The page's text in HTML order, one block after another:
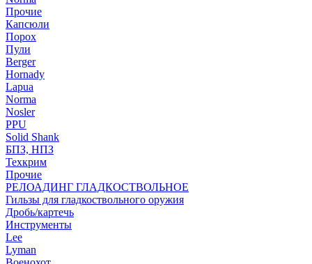
Прочие
Капсюли
Порох
Пули
Berger
Hornady
Lapua
Norma
Nosler
PPU
Solid Shank
БПЗ, НПЗ
Техкрим
Прочие
РЕЛОАДИНГ ГЛАДКОСТВОЛЬНОЕ
Гильзы для гладкоствольного оружия
Дробь/картечь
Инструменты
Lee
Lyman